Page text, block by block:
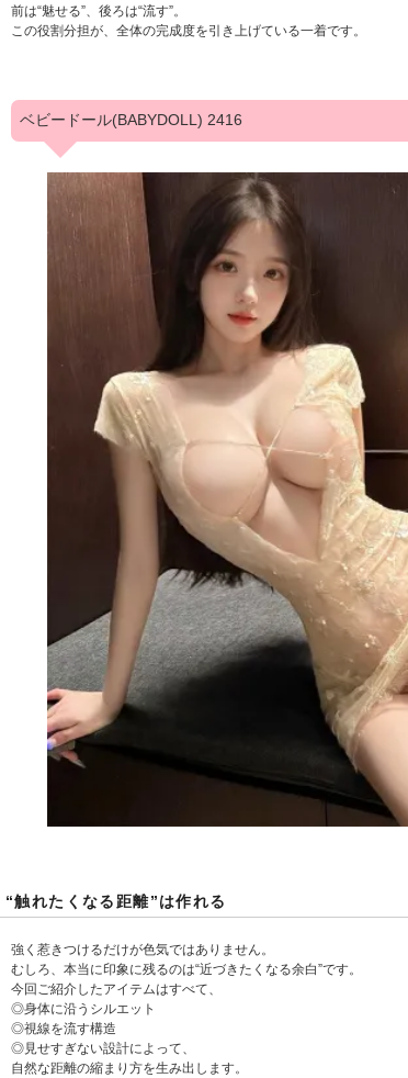
前は“魅せる”、後ろは“流す”。
この役割分担が、全体の完成度を引き上げている一着です。
ベビードール(BABYDOLL) 2416
“触れたくなる距離”は作れる
強く惹きつけるだけが色気ではありません。
むしろ、本当に印象に残るのは“近づきたくなる余白”です。
今回ご紹介したアイテムはすべて、
◎身体に沿うシルエット
◎視線を流す構造
◎見せすぎない設計によって、
自然な距離の縮まり方を生み出します。